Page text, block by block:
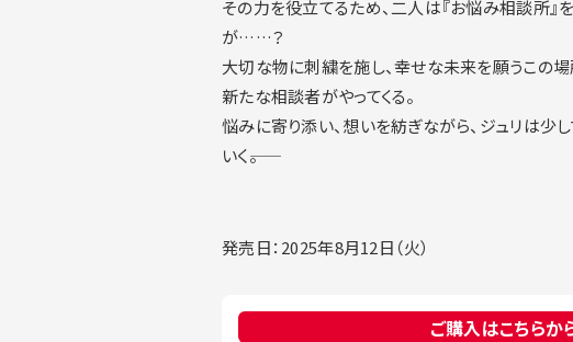
その力を役立てるため、二人は『お悩み相談所』
が……？
大切な物に刺繍を施し、幸せな未来を願うこの
新たな相談者がやってくる。
悩みに寄り添い、想いを紡ぎながら、ジュリは少
いく――。
発売日：2025年8月12日（火）
ご購入はこちらか